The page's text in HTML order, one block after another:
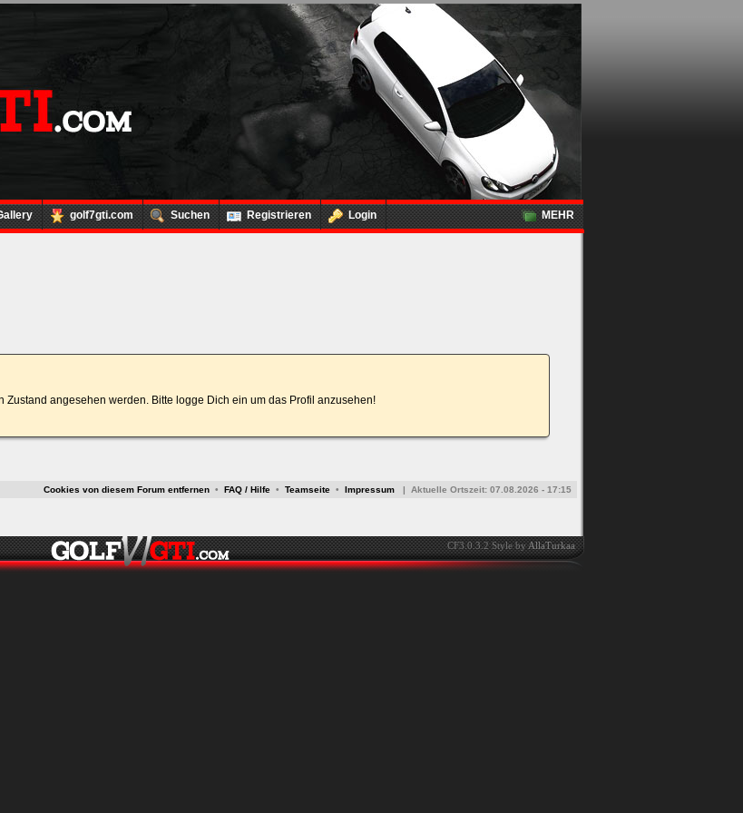
golf7gti.com Suchen Registrieren Login MEHR
Zustand angesehen werden. Bitte logge Dich ein um das Profil anzusehen!
Cookies von diesem Forum entfernen • FAQ / Hilfe • Teamseite • Impressum | Aktuelle Ortszeit: 07.08.2026 - 17:15
CF3.0.3.2 Style byAllaTurkaa